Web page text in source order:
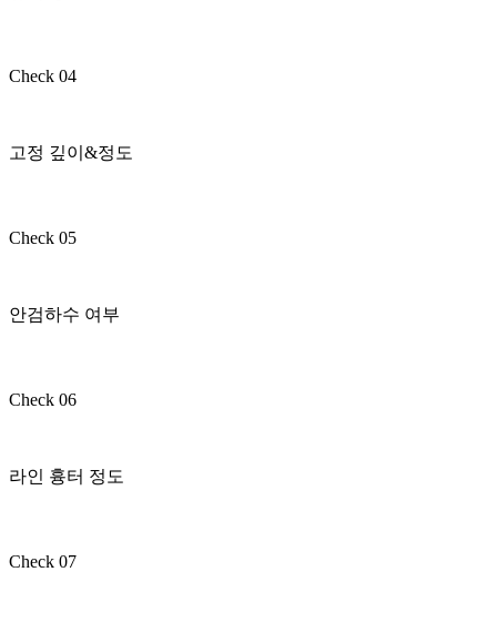
Check 04
고정 깊이&정도
Check 05
안검하수 여부
Check 06
라인 흉터 정도
Check 07